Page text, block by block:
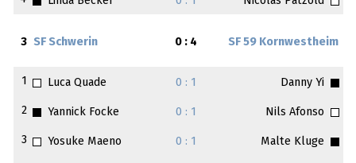
3 SF Schwerin 0 : 4 SF 59 Kornwestheim
1 Luca Quade 0 : 1 Danny Yi
2 Yannick Focke 0 : 1 Nils Afonso
3 Yosuke Maeno 0 : 1 Malte Kluge